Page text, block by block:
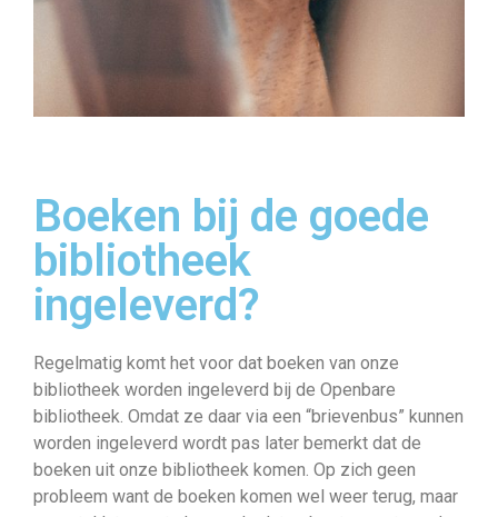
Boeken bij de goede
bibliotheek
ingeleverd?
Regelmatig komt het voor dat boeken van onze
bibliotheek worden ingeleverd bij de Openbare
bibliotheek. Omdat ze daar via een “brievenbus” kunnen
worden ingeleverd wordt pas later bemerkt dat de
boeken uit onze bibliotheek komen. Op zich geen
probleem want de boeken komen wel weer terug, maar